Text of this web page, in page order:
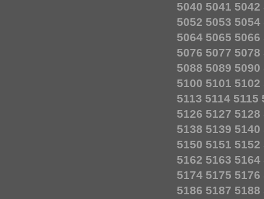
5040 5041 5042
5052 5053 5054
5064 5065 5066
5076 5077 5078
5088 5089 5090
5100 5101 5102
5113 5114 5115
5126 5127 5128
5138 5139 5140
5150 5151 5152
5162 5163 5164
5174 5175 5176
5186 5187 5188